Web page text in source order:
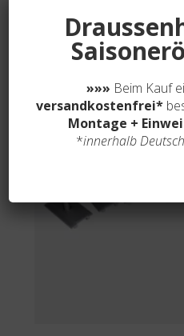
»»» Beim Kauf
versandkostenfrei*
Montage +
*innerhalb